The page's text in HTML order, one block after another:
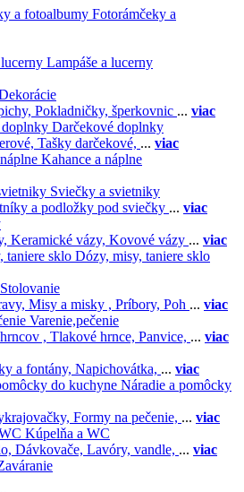
Fotorámčeky a
Lampáše a lucerny
Pokladničky, šperkovnic ... viac
Darčekové doplnky
Tašky darčekové, ... viac
Kahance a náplne
Sviečky a svietniky
a podložky pod sviečky ... viac
Keramické vázy, Kovové vázy ... viac
Dózy, misy, taniere sklo
Stolovanie
Misy a misky , Príbory, Poh ... viac
Varenie,pečenie
, Tlakové hrnce, Panvice, ... viac
a fontány, Napichovátka, ... viac
Náradie a pomôcky
Formy na pečenie, ... viac
Kúpelňa a WC
Dávkovače, Lavóry, vandle, ... viac